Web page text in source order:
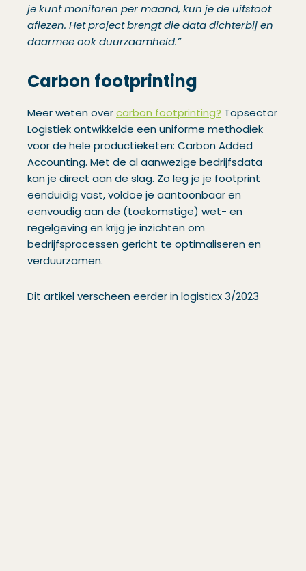
je kunt monitoren per maand, kun je de uitstoot
aflezen. Het project brengt die data dichterbij en
daarmee ook duurzaamheid.”
Carbon footprinting
Meer weten overcarbon footprinting? Topsector
Logistiek ontwikkelde een uniforme methodiek
voor de hele productieketen: Carbon Added
Accounting. Met de al aanwezige bedrijfsdata
kan je direct aan de slag. Zo leg je je footprint
eenduidig vast, voldoe je aantoonbaar en
eenvoudig aan de (toekomstige) wet- en
regelgeving en krijg je inzichten om
bedrijfsprocessen gericht te optimaliseren en
verduurzamen.
Dit artikel verscheen eerder in logisticx 3/2023